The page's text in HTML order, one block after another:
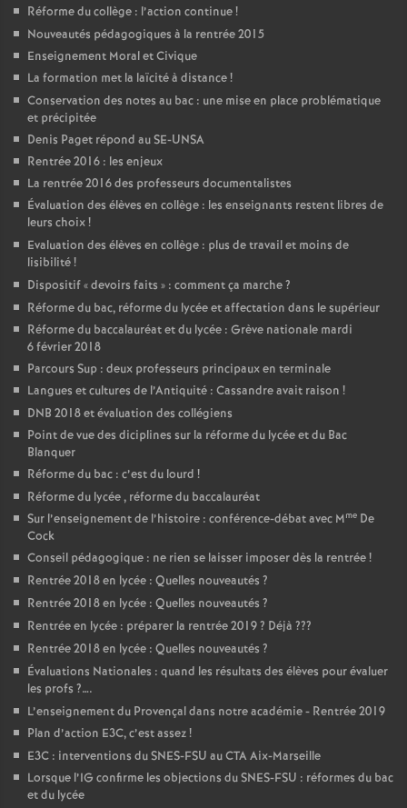
Réforme du collège : l’action continue!
Nouveautés pédagogiques à la rentrée 2015
Enseignement Moral et Civique
La formation met la laïcité à distance!
Conservation des notes au bac : une mise en place problématique
et précipitée
Denis Paget répond au SE-UNSA
Rentrée 2016 : les enjeux
La rentrée 2016 des professeurs documentalistes
Évaluation des élèves en collège : les enseignants restent libres de
leurs choix!
Evaluation des élèves en collège : plus de travail et moins de
lisibilité!
Dispositif «devoirs faits » : comment ça marche?
Réforme du bac, réforme du lycée et affectation dans le supérieur
Réforme du baccalauréat et du lycée : Grève nationale mardi
6 février 2018
Parcours Sup : deux professeurs principaux en terminale
Langues et cultures de l’Antiquité : Cassandre avait raison !
DNB 2018 et évaluation des collégiens
Point de vue des diciplines sur la réforme du lycée et du Bac
Blanquer
Réforme du bac : c’est du lourd !
Réforme du lycée , réforme du baccalauréat
Sur l’enseignement de l’histoire : conférence-débat avec Mme De
Cock
Conseil pédagogique : ne rien se laisser imposer dès la rentrée!
Rentrée 2018 en lycée : Quelles nouveautés ?
Rentrée 2018 en lycée : Quelles nouveautés ?
Rentrée en lycée : préparer la rentrée 2019? Déjà ???
Rentrée 2018 en lycée : Quelles nouveautés ?
Évaluations Nationales : quand les résultats des élèves pour évaluer
les profs ?….
L’enseignement du Provençal dans notre académie - Rentrée 2019
Plan d’action E3C, c’est assez!
E3C : interventions du SNES-FSU au CTA Aix-Marseille
Lorsque l’IG confirme les objections du SNES-FSU : réformes du bac
et du lycée